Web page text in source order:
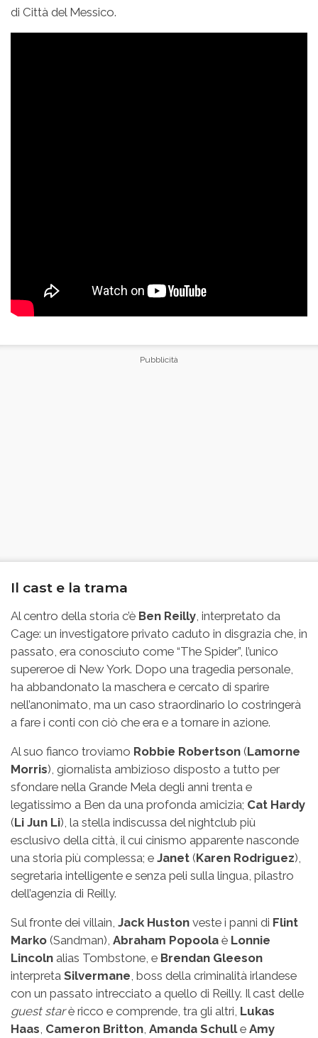
di Città del Messico.
Il cast e la trama
Al centro della storia c’è Ben Reilly , interpretato da
Cage: un investigatore privato caduto in disgrazia che, in
passato, era conosciuto come “The Spider”, l’unico
supereroe di New York. Dopo una tragedia personale,
ha abbandonato la maschera e cercato di sparire
nell’anonimato, ma un caso straordinario lo costringerà
a fare i conti con ciò che era e a tornare in azione.
Al suo fianco troviamo Robbie Robertson (Lamorne
Morris), giornalista ambizioso disposto a tutto per
sfondare nella Grande Mela degli anni trenta e
legatissimo a Ben da una profonda amicizia; Cat Hardy
(Li Jun Li), la stella indiscussa del nightclub più
esclusivo della città, il cui cinismo apparente nasconde
una storia più complessa; e Janet (Karen Rodriguez),
segretaria intelligente e senza peli sulla lingua, pilastro
dell’agenzia di Reilly.
Sul fronte dei villain, Jack Huston veste i panni di Flint
Marko (Sandman), Abraham Popoola è Lonnie
Lincoln alias Tombstone, e Brendan Gleeson
interpreta Silvermane , boss della criminalità irlandese
con un passato intrecciato a quello di Reilly. Il cast delle
guest starè ricco e comprende, tra gli altri, Lukas
Haas Cameron Britton Amanda Schulle Amy